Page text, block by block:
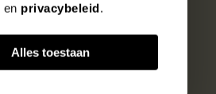
en privacybeleid.
Alles toestaan